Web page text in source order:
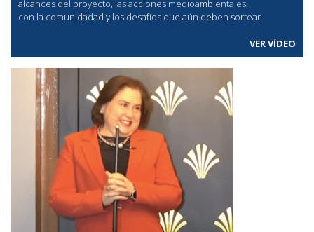
alcances del proyecto, las acciones medioambientales,
con la comunidadad y los desafíos que aún deben sortear.
VER VÍDEO